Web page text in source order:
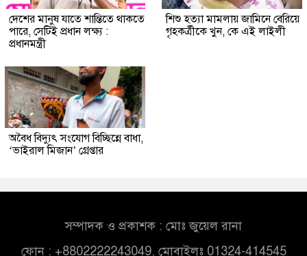
দেশের মানুষ যাতে শান্তিতে থাকতে
পারে, সেটিই প্রধান লক্ষ্য :
প্রধানমন্ত্রী
শিশু হত্যা মামলায় জামিনে বেরিয়ে
গৃহকর্ত্রীকে খুন, কে এই লাইলী
অবৈধ বিদ্যুৎ সংযোগ বিচ্ছিন্নে বাধা,
‘ভাইরাল মিজান’ গ্রেপ্তার
সম্পাদক ও প্রকাশক : মোঃ জুয়েল রানা
ফোন : +8802222243049, মোবাইলঃ 01324-414545